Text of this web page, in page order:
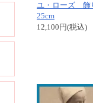
ユ・ローズ 飾
25cm
12,100円(税込)